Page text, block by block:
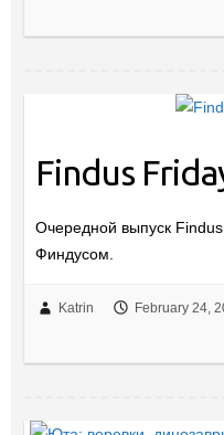
Findus
Очередной выпуск
Финдусом.
Katrin February 24,